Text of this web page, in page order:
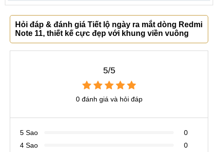
Hỏi đáp & đánh giá Tiết lộ ngày ra mắt dòng Redmi
Note 11, thiết kế cực đẹp với khung viền vuông
5/5
0 đánh giá và hỏi đáp
5 Sao
0
4 Sao
0